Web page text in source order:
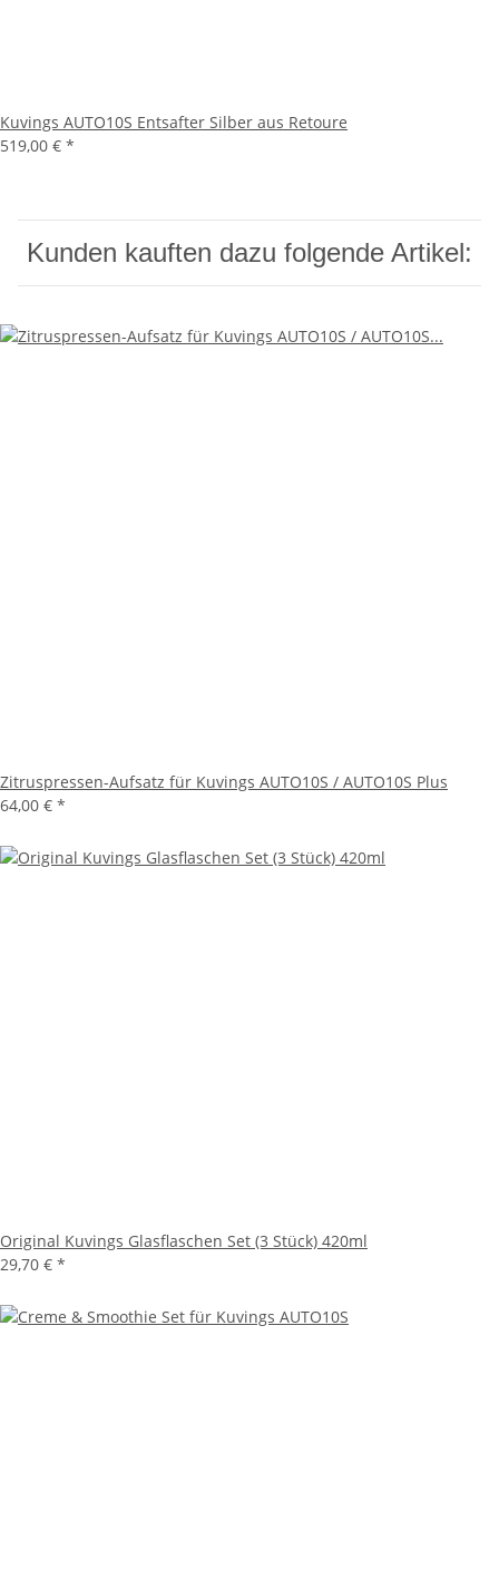
Kuvings AUTO10S Entsafter Silber aus Retoure
519,00 € *
Kunden kauften dazu folgende Artikel:
Zitruspressen-Aufsatz für Kuvings AUTO10S / AUTO10S Plus
64,00 € *
Original Kuvings Glasflaschen Set (3 Stück) 420ml
29,70 € *